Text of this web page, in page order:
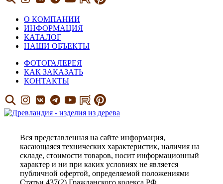
О КОМПАНИИ
ИНФОРМАЦИЯ
КАТАЛОГ
НАШИ ОБЪЕКТЫ
ФОТОГАЛЕРЕЯ
КАК ЗАКАЗАТЬ
КОНТАКТЫ
Вся представленная на сайте информация,
касающаяся технических характеристик, наличия на
складе, стоимости товаров, носит информационный
характер и ни при каких условиях не является
публичной офертой, определяемой положениями
Статьи 437(2) Гражданского кодекса РФ.